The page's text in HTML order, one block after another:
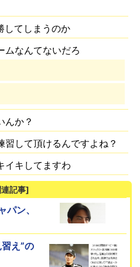
してしまうのか
ムなんてないだろ
んか？
習して頂けるんですよね？
イキしてますわ
記事]
パン、
え”の